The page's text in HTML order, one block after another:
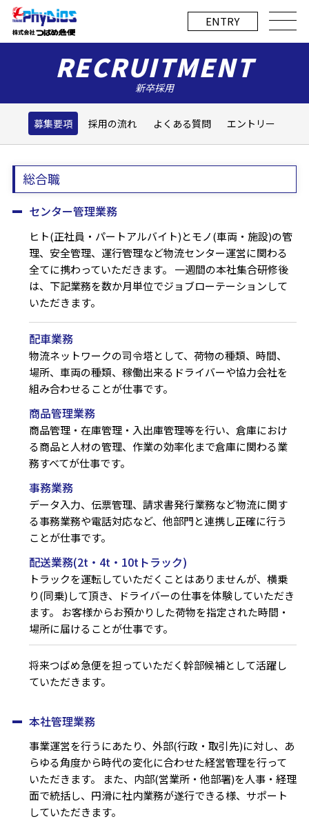
ENTRY
RECRUITMENT
募集要項 採用の流れ よくある質問 エントリー
総合職
センター管理業務
ヒト(正社員・パートアルバイト)とモノ(車両・施設)の管
理、安全管理、運行管理など物流センター運営に関わる
全てに携わっていただきます。
一週間の本社集合研修後
は、下記業務を数か月単位でジョブローテーションして
いただきます。
配車業務
物流ネットワークの司令塔として、荷物の種類、時間、
場所、車両の種類、稼働出来るドライバーや協力会社を
組み合わせることが仕事です。
商品管理業務
商品管理・在庫管理・入出庫管理等を行い、倉庫におけ
る商品と人材の管理、作業の効率化まで倉庫に関わる業
務すべてが仕事です。
事務業務
データ入力、伝票管理、請求書発行業務など物流に関す
る事務業務や電話対応など、他部門と連携し正確に行う
ことが仕事です。
配送業務(2t・4t・10tトラック)
トラックを運転していただくことはありませんが、横乗
り(同乗)して頂き、ドライバーの仕事を体験していただき
ます。
お客様からお預かりした荷物を指定された時間・
場所に届けることが仕事です。
将来つばめ急便を担っていただく幹部候補として活躍し
ていただきます。
本社管理業務
事業運営を行うにあたり、外部(行政・取引先)に対し、あ
らゆる角度から時代の変化に合わせた経営管理を行って
いただきます。
また、内部(営業所・他部署)を人事・経理
面で統括し、円滑に社内業務が遂行できる様、サポート
していただきます。